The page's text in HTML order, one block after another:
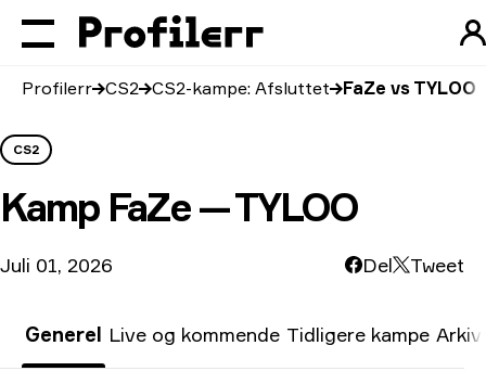
Profilerr CS2 CS2-kampe: Afsluttet FaZe vs TYLOO
CS2
Kamp FaZe — TYLOO
Juli 01, 2026 Del Tweet
Generel Live og kommende Tidligere kampe Arkiv